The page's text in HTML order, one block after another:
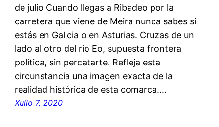
de julio Cuando llegas a Ribadeo por la
carretera que viene de Meira nunca sabes si
estás en Galicia o en Asturias. Cruzas de un
lado al otro del río Eo, supuesta frontera
política, sin percatarte. Refleja esta
circunstancia una imagen exacta de la
realidad histórica de esta comarca.…
Xullo 7, 2020